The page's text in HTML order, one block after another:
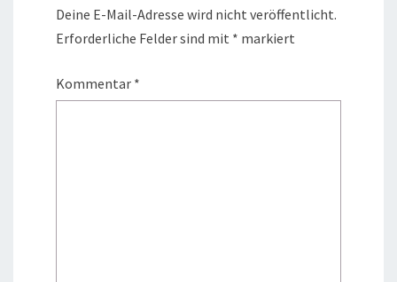
Deine E-Mail-Adresse wird nicht veröffentlicht.
Erforderliche Felder sind mit * markiert
Kommentar *